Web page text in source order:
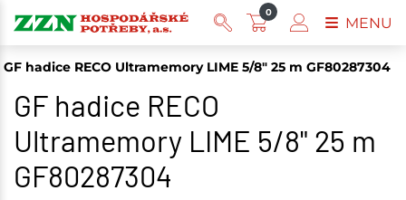
GF hadice RECO Ultramemory LIME 5/8" 25 m GF80287304
GF hadice RECO
Ultramemory LIME 5/8" 25 m
GF80287304
0
MENU